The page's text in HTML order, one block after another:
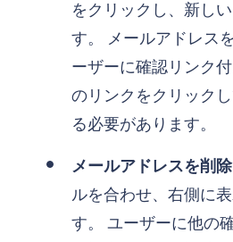
をクリックし、新し
す。 メールアドレス
ーザーに確認リンク
のリンクをクリック
る必要があります。
メールアドレスを削除
ルを合わせ、右側に
す。 ユーザーに他の